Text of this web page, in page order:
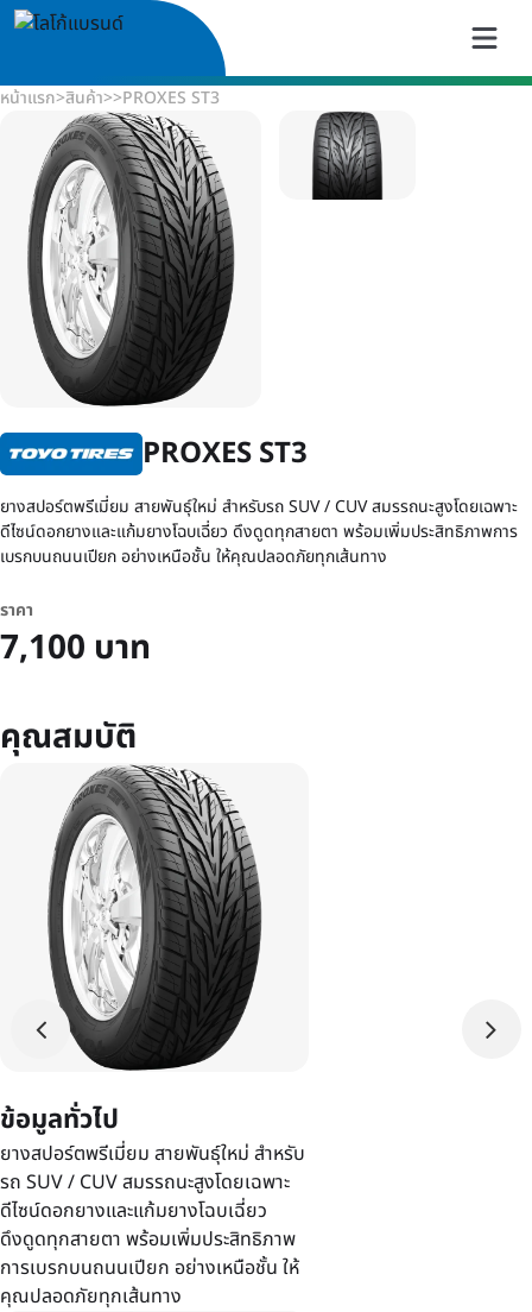
หน้าแรก>สินค้า>>PROXES ST3
PROXES ST3
ยางสปอร์ตพรีเมี่ยม สายพันธุ์ใหม่ สำหรับรถ SUV / CUV สมรรถนะสูงโดยเฉพาะ
ดีไซน์ดอกยางและแก้มยางโฉบเฉี่ยว ดึงดูดทุกสายตา พร้อมเพิ่มประสิทธิภาพการ
เบรกบนถนนเปียก อย่างเหนือชั้น ให้คุณปลอดภัยทุกเส้นทาง
ราคา
7,100 บาท
คุณสมบัติ
ข้อมูลทั่วไป
ยางสปอร์ตพรีเมี่ยม สายพันธุ์ใหม่ สำหรับ
รถ SUV / CUV สมรรถนะสูงโดยเฉพาะ
ดีไซน์ดอกยางและแก้มยางโฉบเฉี่ยว
ดึงดูดทุกสายตา พร้อมเพิ่มประสิทธิภาพ
การเบรกบนถนนเปียก อย่างเหนือชั้น ให้
คุณปลอดภัยทุกเส้นทาง